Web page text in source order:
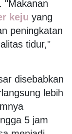
"Makanan
keju yang
peningkatan
tidur,"
disebabkan
lebih
5 jam